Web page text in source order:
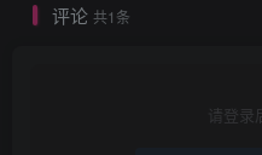
评论 共1条
请登录